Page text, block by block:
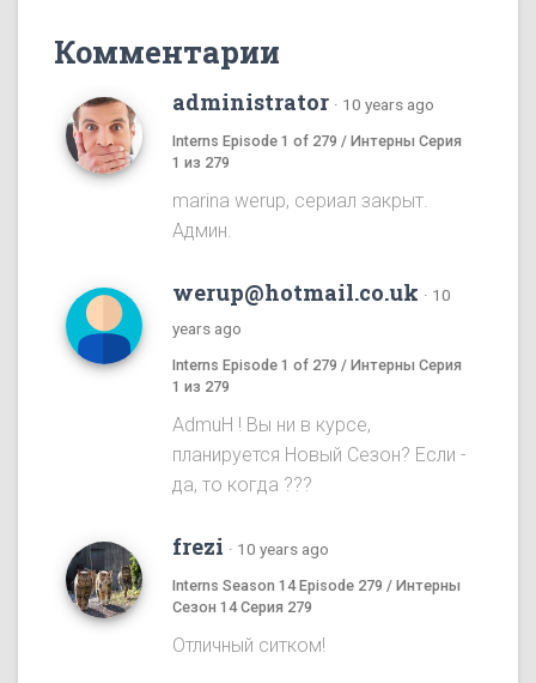
Комментарии
administrator · 10 years ago
Interns Episode 1 of 279 / Интерны Серия
1 из 279
marina werup, сериал закрыт.
Админ.
werup@hotmail.co.uk · 10
years ago
Interns Episode 1 of 279 / Интерны Серия
1 из 279
AdmuH ! Bы ни в курсе,
планируется Hовый Cезон? Eсли -
да, то когда ???
frezi · 10 years ago
Interns Season 14 Episode 279 / Интерны
Сезон 14 Серия 279
Отличный ситком!